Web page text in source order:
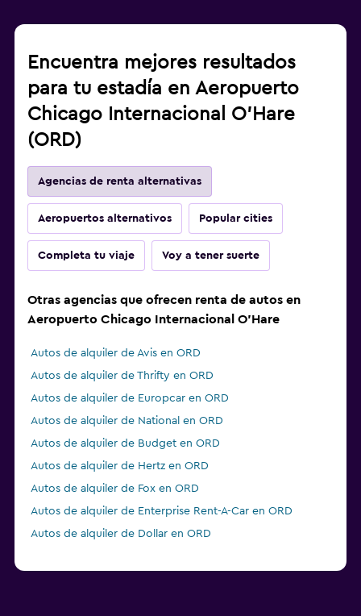
Encuentra mejores resultados
para tu estadía en Aeropuerto
Chicago Internacional O'Hare
(ORD)
Agencias de renta alternativas
Aeropuertos alternativos Popular cities
Completa tu viaje Voy a tener suerte
Otras agencias que ofrecen renta de autos en
Aeropuerto Chicago Internacional O'Hare
Autos de alquiler de Avis en ORD
Autos de alquiler de Thrifty en ORD
Autos de alquiler de Europcar en ORD
Autos de alquiler de National en ORD
Autos de alquiler de Budget en ORD
Autos de alquiler de Hertz en ORD
Autos de alquiler de Fox en ORD
Autos de alquiler de Enterprise Rent-A-Car en ORD
Autos de alquiler de Dollar en ORD